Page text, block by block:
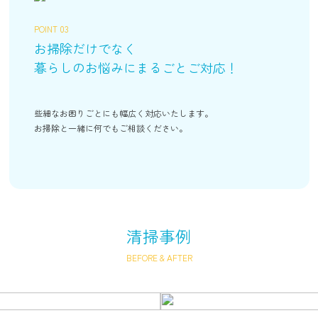
POINT 03
お掃除だけでなく
暮らしのお悩みにまるごとご対応！
些細なお困りごとにも幅広く対応いたします。
お掃除と一緒に何でもご相談ください。
清掃事例
BEFORE & AFTER